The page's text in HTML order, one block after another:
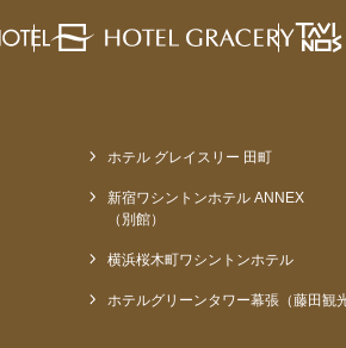
ホテル グレイスリー 田町
新宿ワシントンホテル ANNEX
（別館）
横浜桜木町ワシントンホテル
ホテルグリーンタワー幕張（藤田観